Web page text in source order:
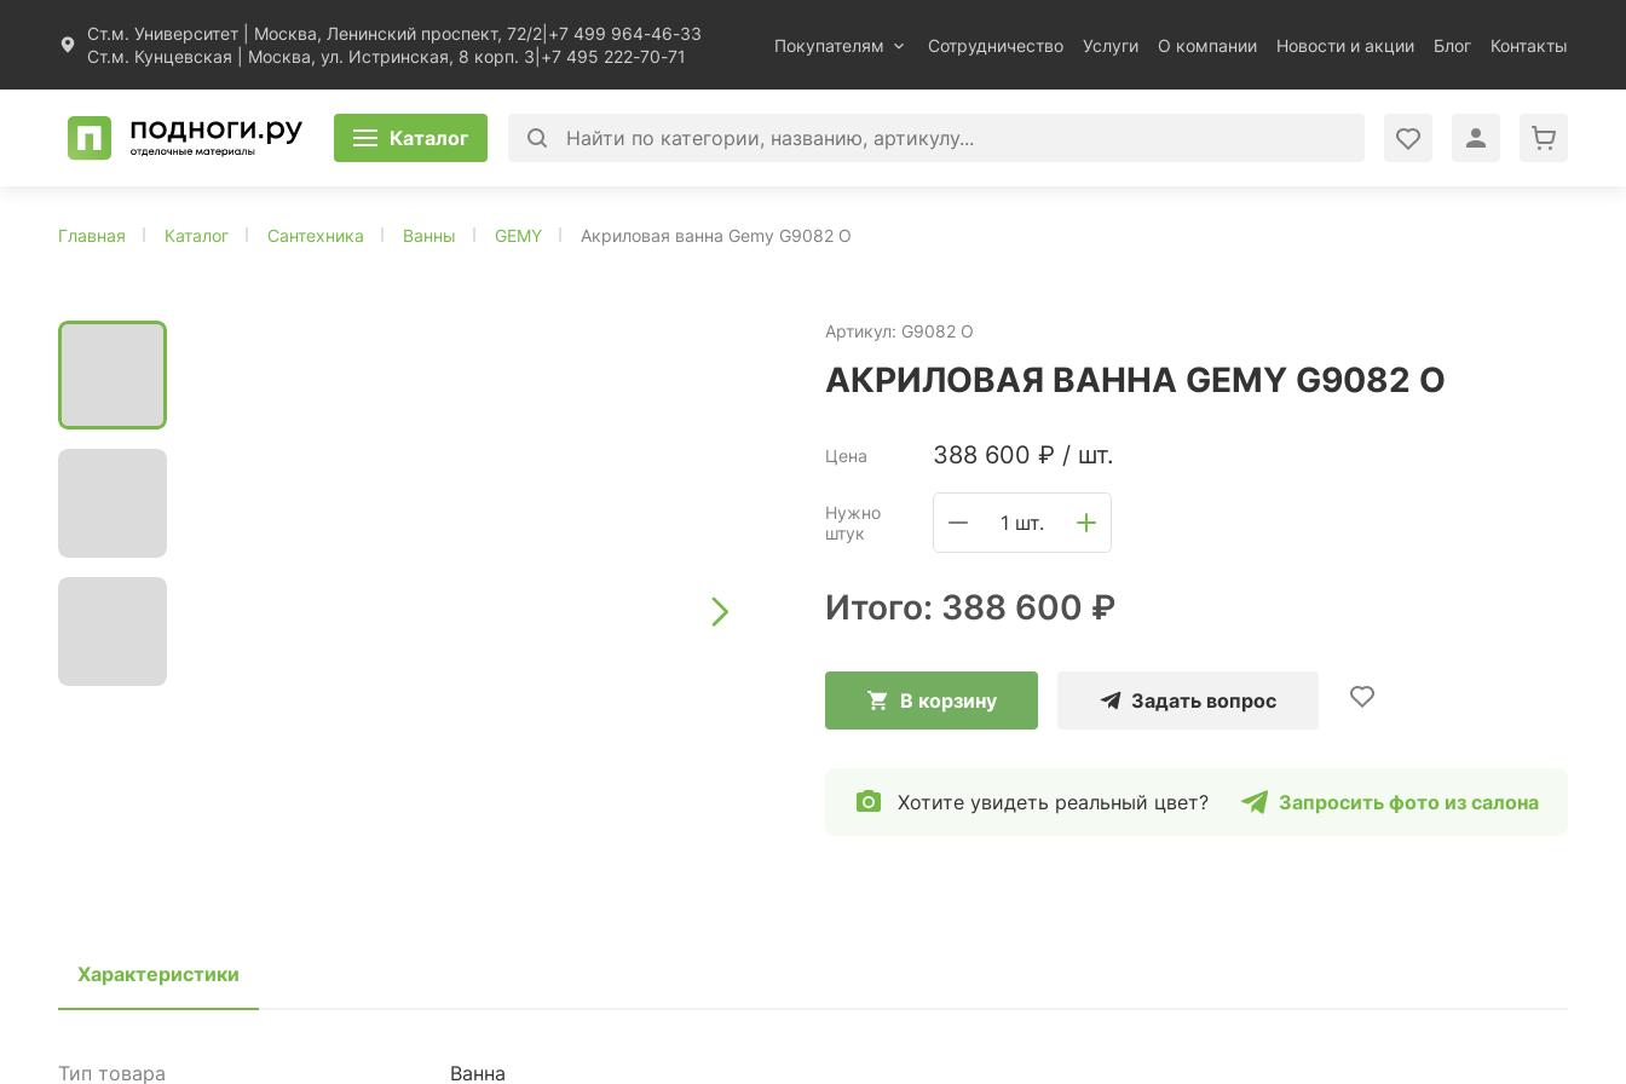
Ст.м. Университет | Москва, Ленинский проспект, 72/2 +7 499 964-46-33
Ст.м. Кунцевская | Москва, ул. Истринская, 8 корп. 3 +7 495 222-70-71
Покупателям Сотрудничество Услуги О компании Новости и акции Блог Контакты
Каталог
Главная Каталог Сантехника Ванны GEMY Акриловая ванна Gemy G9082 O
Артикул: G9082 O
АКРИЛОВАЯ ВАННА GEMY G9082 O
Цена 388 600 ₽ / шт.
Нужно
штук
1 шт.
Итого: 388 600 ₽
В корзину Задать вопрос
Хотите увидеть реальный цвет? Запросить фото из салона
Характеристики
Тип товара
Ванна